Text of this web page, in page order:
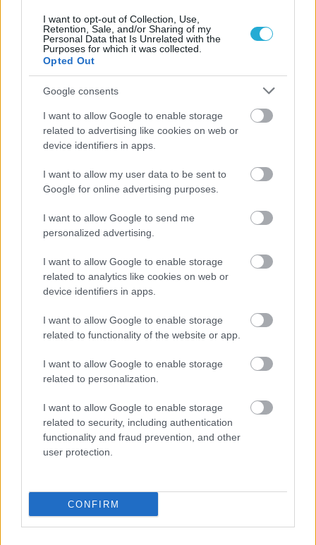
I want to opt-out of Collection, Use,
Retention, Sale, and/or Sharing of my
Personal Data that Is Unrelated with the
Purposes for which it was collected.
Opted Out
Google consents
I want to allow Google to enable storage
related to advertising like cookies on web or
device identifiers in apps.
I want to allow my user data to be sent to
Google for online advertising purposes.
I want to allow Google to send me
personalized advertising.
I want to allow Google to enable storage
related to analytics like cookies on web or
device identifiers in apps.
I want to allow Google to enable storage
related to functionality of the website or app.
I want to allow Google to enable storage
related to personalization.
I want to allow Google to enable storage
related to security, including authentication
functionality and fraud prevention, and other
user protection.
CONFIRM
06/08/2026
Το πάλεψε μέχρι τέλους η Εθνική γυναικών κόντρα
Η FIVB σχεδιάζει να διοργανώσει το Παγκόσμιο
Πρωτάθλημα τον Δεκέμβριο – Αντιδρούν οι σύλλογοι
06/08/2026
Έτοιμη για… υψηλές πτήσεις η Μπενφίκα του Ψάρρα
Ισόπαλο το πρωτο φιλικό τεστ της Εθνικής στο
Ουρμπίνο
05/08/2026
Προς στρατηγική συνεργασία ΠΑΣΑΠΠ και
Πανεπιστημίου Πατρών
Πρώτο δυνατό τεστ της Εθνικής Γυναικών επί ιταλικού
εδάφους με Σουηδία